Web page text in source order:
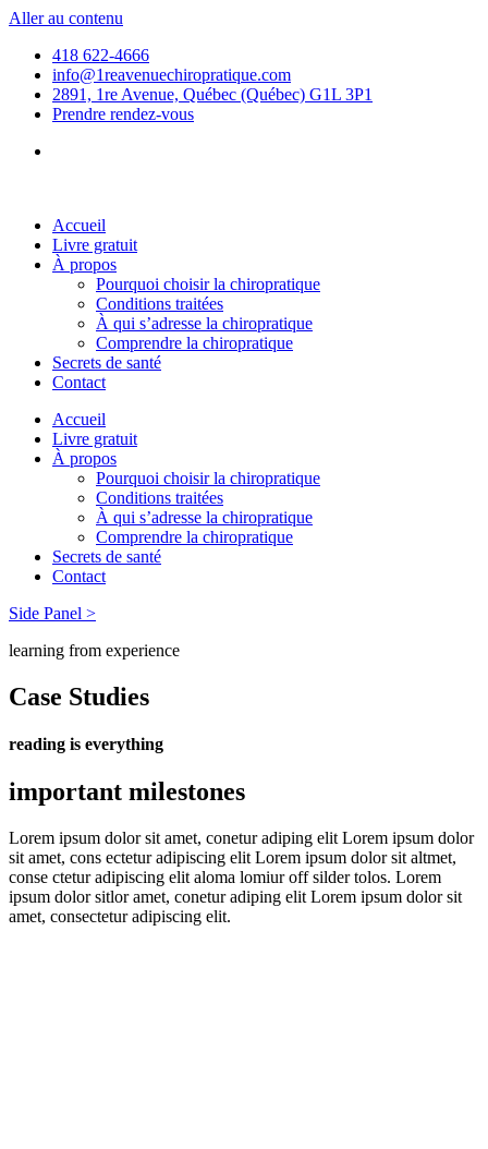
Aller au contenu
418 622-4666
info@1reavenuechiropratique.com
2891, 1re Avenue, Québec (Québec) G1L 3P1
Prendre rendez-vous
Accueil
Livre gratuit
À propos
Pourquoi choisir la chiropratique
Conditions traitées
À qui s’adresse la chiropratique
Comprendre la chiropratique
Secrets de santé
Contact
Accueil
Livre gratuit
À propos
Pourquoi choisir la chiropratique
Conditions traitées
À qui s’adresse la chiropratique
Comprendre la chiropratique
Secrets de santé
Contact
Side Panel >
learning from experience
Case Studies
reading is everything
important milestones
Lorem ipsum dolor sit amet, conetur adiping elit Lorem ipsum dolor
sit amet, cons ectetur adipiscing elit Lorem ipsum dolor sit altmet,
conse ctetur adipiscing elit aloma lomiur off silder tolos. Lorem
ipsum dolor sitlor amet, conetur adiping elit Lorem ipsum dolor sit
amet, consectetur adipiscing elit.